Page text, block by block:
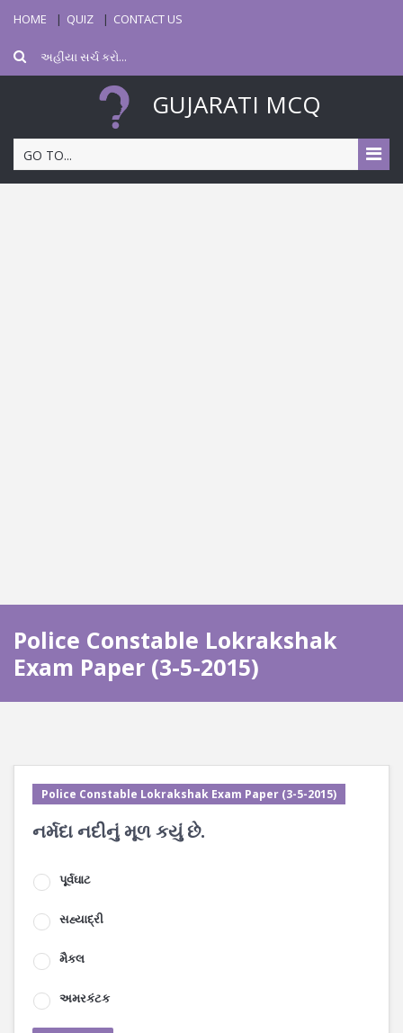
HOME QUIZ CONTACT US
GUJARATI MCQ
GO TO...
Police Constable Lokrakshak
Exam Paper (3-5-2015)
Police Constable Lokrakshak Exam Paper (3-5-2015)
નર્મદા નદીનું મૂળ કયું છે.
પૂર્વઘાટ
સહ્યાદ્રી
મૈકલ
અમરકંટક